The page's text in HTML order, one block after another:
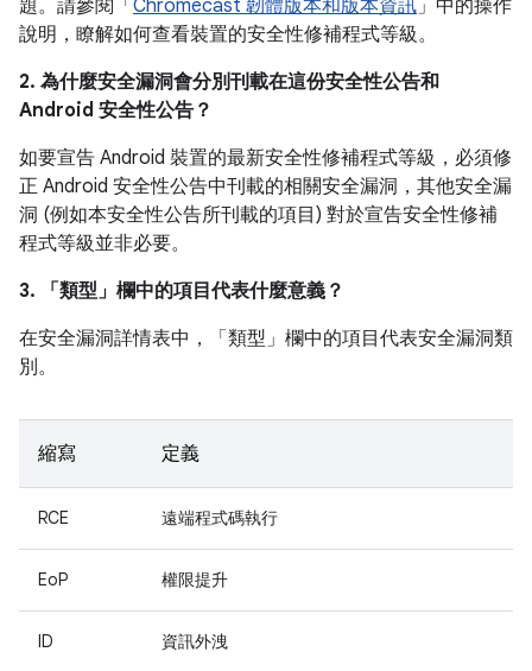
題。請參閱「 Chromecast 韌體版本和版本資訊」中的操作
說明，瞭解如何查看裝置的安全性修補程式等級。
2. 為什麼安全漏洞會分別刊載在這份安全性公告和
Android 安全性公告？
如要宣告 Android 裝置的最新安全性修補程式等級，必須修
正 Android 安全性公告中刊載的相關安全漏洞，其他安全漏
洞 (例如本安全性公告所刊載的項目) 對於宣告安全性修補
程式等級並非必要。
3. 「類型」 欄中的項目代表什麼意義？
在安全漏洞詳情表中，「類型」 欄中的項目代表安全漏洞類
別。
縮寫 定義
RCE 遠端程式碼執行
EoP 權限提升
ID 資訊外洩